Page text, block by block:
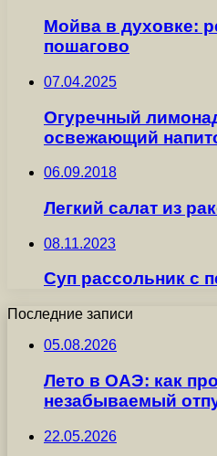
Мойва в духовке:
пошагово
07.04.2025
Огуречный
освежающий
06.09.2018
Легкий салат из
08.11.2023
Суп рассольник с
Последние записи
05.08.2026
Лето в ОАЭ: как
незабываемый
22.05.2026